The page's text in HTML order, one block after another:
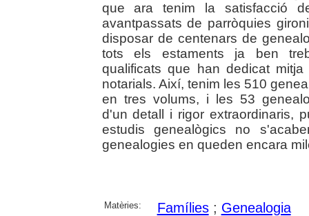
que ara tenim la satisfacció
avantpassats de parròquies
disposar de centenars de
tots els estaments ja ben
qualificats que han dedicat
notarials. Així, tenim les 510
en tres volums, i les 53
d'un detall i rigor extraordinaris,
estudis genealògics no
genealogies en queden encara
Matèries: Famílies; Genealogia